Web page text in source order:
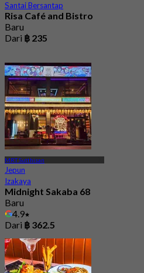
Santai Bersantap
Risa Café and Bistro
Baru
Dari ฿ 235
MRT Sutthisan
Jepun
Izakaya
Midnight Sakaba 68
Baru
4.9
Dari ฿ 362.5